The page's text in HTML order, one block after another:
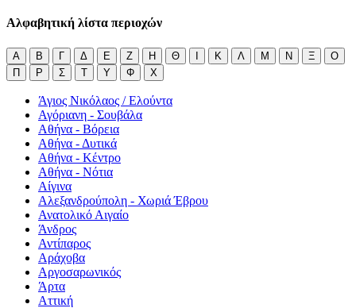
Αλφαβητική λίστα περιοχών
Α Β Γ Δ Ε Ζ Η Θ Ι Κ Λ Μ Ν Ξ
Ο
Π
Ρ Σ Τ Υ Φ Χ
Άγιος Νικόλαος / Ελούντα
Αγόριανη - Σουβάλα
Αθήνα - Βόρεια
Αθήνα - Δυτικά
Αθήνα - Κέντρο
Αθήνα - Νότια
Αίγινα
Αλεξανδρούπολη - Χωριά Έβρου
Ανατολικό Αιγαίο
Άνδρος
Αντίπαρος
Αράχοβα
Αργοσαρωνικός
Άρτα
Αττική